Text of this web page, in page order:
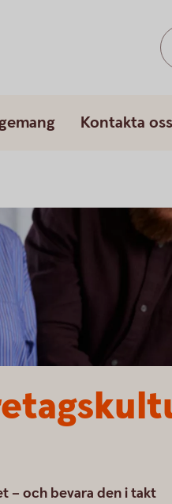
Kontakta oss
– och bevara den i takt